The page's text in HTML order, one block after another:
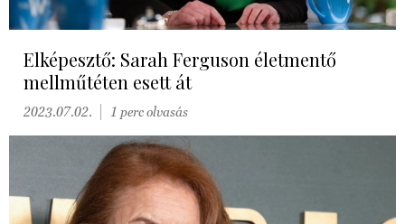
Elképesztő: Sarah Ferguson életmentő
mellműtéten esett át
2023.07.02. 1 perc olvasás